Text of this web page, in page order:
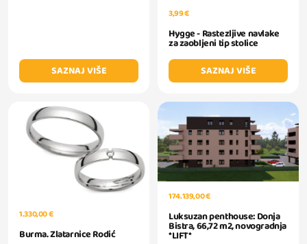
SAZNAJ VIŠE
3,99 €
Hygge - Rastezljive navlake
za zaobljeni tip stolice
SAZNAJ VIŠE
1.330,00 €
Burma. Zlatarnice Rodić
174.139,00 €
Luksuzan penthouse: Donja
Bistra, 66,72 m2, novogradnja
*LIFT*